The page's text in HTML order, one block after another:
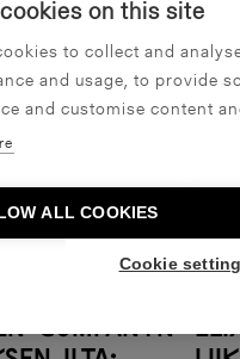
on this site
to collect and
and usage, to provide
and customise content
ALL COOKIES
Cookie
Companyn